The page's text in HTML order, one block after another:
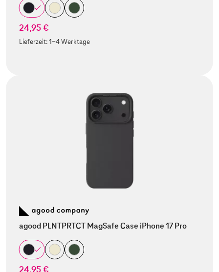
24,95 €
Lieferzeit:1-4 Werktage
agood PLNTPRTCT MagSafe Case iPhone 17 Pro
24,95 €